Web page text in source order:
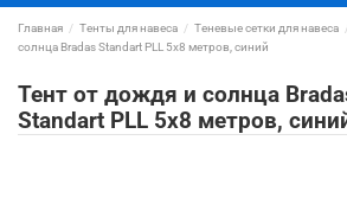
Главная Тенты для навеса Теневые сетки для навеса
солнца Bradas Standart PLL 5х8 метров, синий
Тент от дождя и солнца
Standart PLL 5х8 метров,